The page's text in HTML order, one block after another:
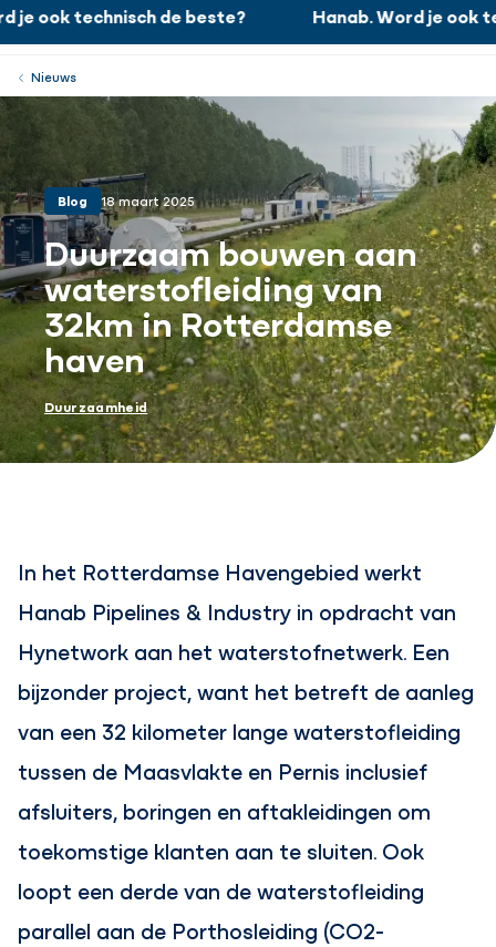
Hanab. Word je ook technisch de beste?
ook technisch de beste? Hanab. Word je ook
Werken bij Menu
Nieuws
Blog 18 maart 2025
Duurzaam bouwen aan
waterstofleiding van
32km in Rotterdamse
haven
Duurzaamheid
In het Rotterdamse Havengebied werkt
Hanab Pipelines & Industry in opdracht van
Hynetwork aan het waterstofnetwerk. Een
bijzonder project, want het betreft de aanleg
van een 32 kilometer lange waterstofleiding
tussen de Maasvlakte en Pernis inclusief
afsluiters, boringen en aftakleidingen om
toekomstige klanten aan te sluiten. Ook
loopt een derde van de waterstofleiding
parallel aan de Porthosleiding (CO2-
Sluiten